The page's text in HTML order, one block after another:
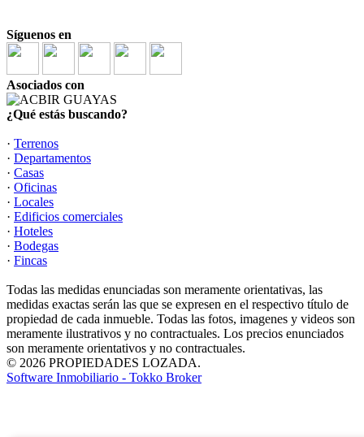
Síguenos en
Asociados con
¿Qué estás buscando?
· Terrenos
· Departamentos
· Casas
· Oficinas
· Locales
· Edificios comerciales
· Hoteles
· Bodegas
· Fincas
Todas las medidas enunciadas son meramente orientativas, las
medidas exactas serán las que se expresen en el respectivo título de
propiedad de cada inmueble. Todas las fotos, imagenes y videos son
meramente ilustrativos y no contractuales. Los precios enunciados
son meramente orientativos y no contractuales.
© 2026 PROPIEDADES LOZADA.
Software Inmobiliario - Tokko Broker